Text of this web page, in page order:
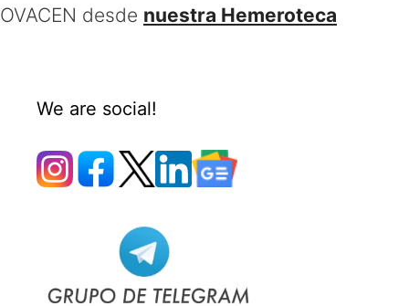
OVACEN desde nuestra Hemeroteca
We are social!